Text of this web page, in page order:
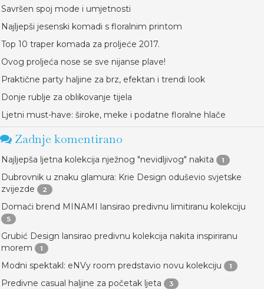
Savršen spoj mode i umjetnosti
Najljepši jesenski komadi s floralnim printom
Top 10 traper komada za proljeće 2017.
Ovog proljeća nose se sve nijanse plave!
Praktične party haljine za brz, efektan i trendi look
Donje rublje za oblikovanje tijela
Ljetni must-have: široke, meke i podatne floralne hlače
Zadnje komentirano
Najljepša ljetna kolekcija nježnog "nevidljivog" nakita 1
Dubrovnik u znaku glamura: Krie Design oduševio svjetske
zvijezde
2
Domaći brend MINAMI lansirao predivnu limitiranu kolekciju
5
Grubić Design lansirao predivnu kolekcija nakita inspiriranu
morem
1
Modni spektakl: eNVy room predstavio novu kolekciju 1
Predivne casual haljine za početak ljeta 3